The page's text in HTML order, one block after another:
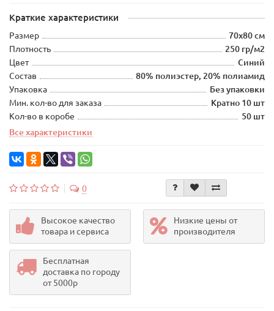
Краткие характеристики
Размер
70х80 см
Плотность
250 гр/м2
Цвет
Синий
Состав
80% полиэстер, 20% полиамид
Упаковка
Без упаковки
Мин. кол-во для заказа
Кратно 10 шт
Кол-во в коробе
50 шт
Все характеристики
0
Высокое качество
товара и сервиса
Низкие цены от
производителя
Бесплатная
доставка по городу
от 5000р